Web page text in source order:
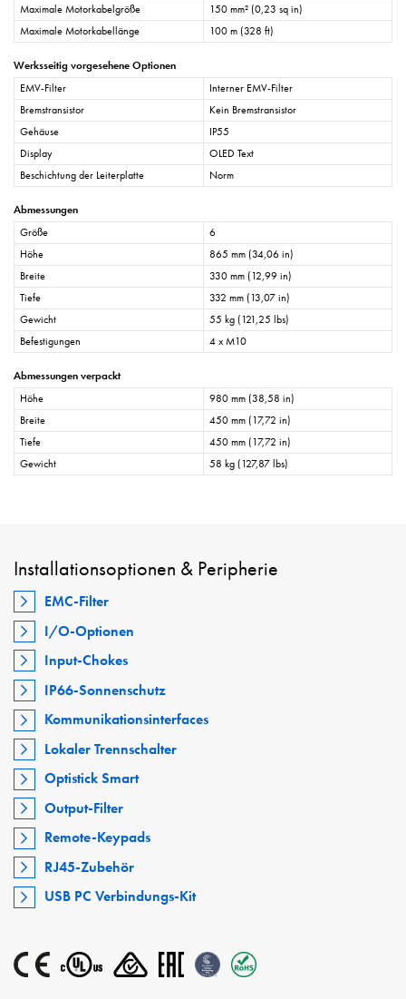
Maximale Motorkabelgröße
150 mm² (0,23 sq in)
Maximale Motorkabellänge
100 m (328 ft)
Werksseitig vorgesehene Optionen
EMV-Filter
Interner EMV-Filter
Bremstransistor
Kein Bremstransistor
Gehäuse
IP55
Display
OLED Text
Beschichtung der Leiterplatte
Norm
Abmessungen
Größe
6
Höhe
865 mm (34,06 in)
Breite
330 mm (12,99 in)
Tiefe
332 mm (13,07 in)
Gewicht
55 kg (121,25 lbs)
Befestigungen
4 x M10
Abmessungen verpackt
Höhe
980 mm (38,58 in)
Breite
450 mm (17,72 in)
Tiefe
450 mm (17,72 in)
Gewicht
58 kg (127,87 lbs)
Installationsoptionen & Peripherie
EMC-Filter
I/O-Optionen
Input-Chokes
IP66-Sonnenschutz
Kommunikationsinterfaces
Lokaler Trennschalter
Optistick Smart
Output-Filter
Remote-Keypads
RJ45-Zubehör
USB PC Verbindungs-Kit